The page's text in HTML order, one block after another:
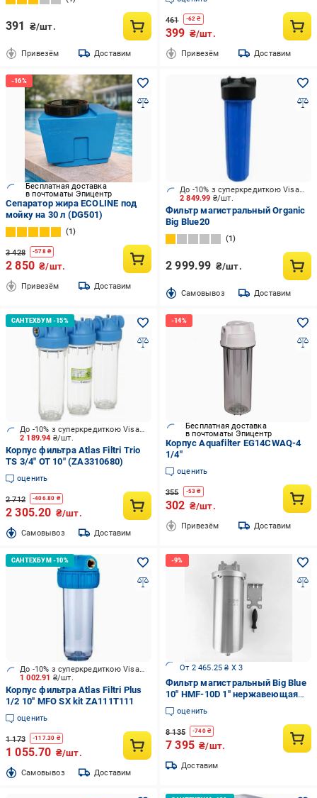
391 ₴/шт.
Привезём Доставим
461 -62 ₴
399 ₴/шт.
Привезём Доставим
Бесплатная доставка
в почтоматы Эпицентр
Сепаратор жира ECOLINE под
мойку на 30 л (DG501)
1
3 428 -578₴
2 850 ₴/шт.
Привезём Доставим
2 849.99 ₴/шт.
До -10% з суперкредиткою Visa Вигода
Фильтр магистральный Organic
Big Blue20
1
2 999.99 ₴/шт.
Cамовывоз Доставим
2 189.94 ₴/шт.
До -10% з суперкредиткою Visa Вигода
Корпус фильтра Atlas Filtri Trio
TS 3/4" OT 10" (ZA3310680)
оценить
2 712 -406.80 ₴
2 305.20 ₴/шт.
Cамовывоз Доставим
Бесплатная доставка
в почтоматы Эпицентр
Корпус Aquafilter EG14CWAQ-4
1/4"
оценить
355 -53 ₴
302 ₴/шт.
Привезём Доставим
1 002.91 ₴/шт.
До -10% з суперкредиткою Visa Вигода
Корпус фильтра Atlas Filtri Plus
1/2 10" MFO SX kit ZA111T111
оценить
1 173 -117.30 ₴
1 055.70 ₴/шт.
Cамовывоз Доставим
От 2 465.25 ₴ X 3
Фильтр магистральный Big Blue
10" HMF-10D 1" нержавеющая
сталь с дренажным
подключением 1/2"
(66778803358)
оценить
8 135 -740₴
7 395 ₴/шт.
Доставим